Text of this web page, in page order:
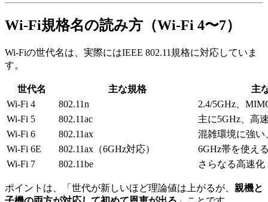
Wi-Fi規格名の読み方（Wi-Fi 4〜7）
Wi-Fiの世代名は、実際にはIEEE 802.11規格に対応していま
す。
世代名 主な規格
主
Wi-Fi 4
802.11n
2.4/5GHz、
Wi-Fi 5
802.11ac
主に5GHz、高
Wi-Fi 6
802.11ax
混雑環境に強い
Wi-Fi 6E
802.11ax（6GHz対応）
6GHz帯を使え
Wi-Fi 7
802.11be さらなる高速
ポイントは、「世代が新しいほど理論値は上がるが、 親機と